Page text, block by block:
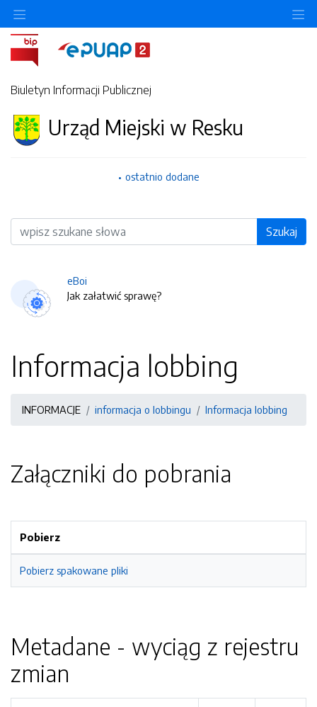
Biuletyn Informacji Publicznej
Urząd Miejski w Resku
ostatnio dodane
Wyszukiwarka Szukaj
eBoi
Jak załatwić sprawę?
Informacja lobbing
INFORMACJE informacja o lobbingu Informacja lobbing
Załączniki do pobrania
Pobierz
Pobierz spakowane pliki
Metadane - wyciąg z rejestru
zmian